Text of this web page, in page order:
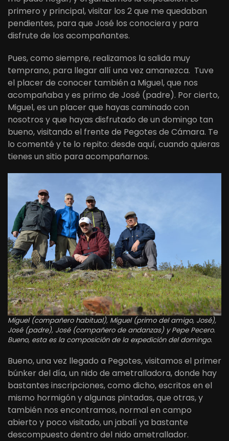
primero y principal, visitar los 2 que me quedaban
pendientes, para que José los conociera y para
disfrute de los acompañantes.
Pues, como siempre, realizamos la salida muy
temprano, para llegar allí una vez amanezca. Tuve
el placer de conocer también a Miguel, que nos
acompañaba y es primo de José (padre). Por cierto,
Miguel, es un placer que hayas caminado con
nosotros y que hayas disfrutado de un domingo tan
bueno, visitando el frente de Pegotes de Cámara. Te
lo comenté y te lo repito: desde aquí, cuando quieras
tienes un sitio para acompañarnos.
Miguel (compañero habitual), Miguel (primo del amigo, José),
José (padre), José (compañero de andanzas) y Pepe Pecero.
Bueno, esta es la composición de la expedición del domingo.
Bueno, una vez llegado a Pegotes, visitamos el primer
búnker del día, un nido de ametralladora, donde hay
bastantes inscripciones, como dicho, escritos en el
mismo hormigón y algunas pintadas, que otras, y
también nos encontramos, normal en campo
abierto y poco visitado, un jabalí ya bastante
descompuesto dentro del nido ametrallador.